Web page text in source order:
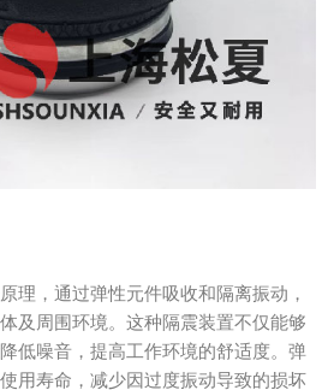
理，通过弹性元件吸收和隔离振动，
及周围环境。这种隔震装置不仅能够
低噪音，提高工作环境的舒适度。弹
用寿命，减少因过度振动导致的损坏